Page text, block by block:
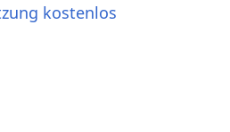
kostenlos